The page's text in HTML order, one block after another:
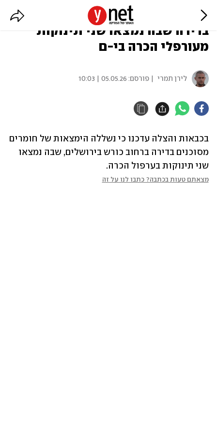
נשלל החשד לחומרים מסוכנים
בדירה שבה נמצאו שני תינוקות
מעורפלי הכרה בי-ם
לירן תמרי | פורסם: 05.05.26 | 10:03
שני תינוקות בערפול הכרה.
מצאתם טעות בכתבה? כתבו לנו על זה